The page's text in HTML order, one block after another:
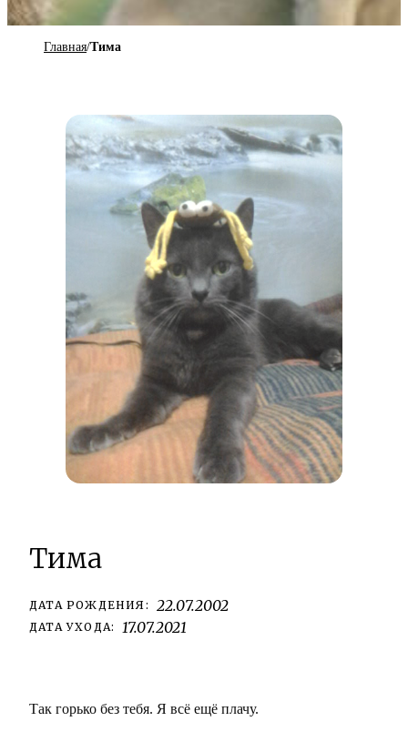
Главная/Тима
Тима
ДАТА РОЖДЕНИЯ: 22.07.2002
ДАТА УХОДА: 17.07.2021
Так горько без тебя. Я всё ещё плачу.